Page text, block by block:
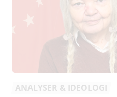
ANALYSER & IDEOLOGI